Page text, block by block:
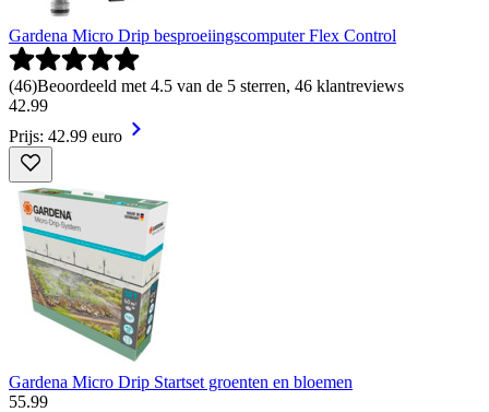
Gardena Micro Drip besproeiingscomputer Flex Control
(46)Beoordeeld met 4.5 van de 5 sterren, 46 klantreviews
42.99
Prijs: 42.99 euro
Gardena Micro Drip Startset groenten en bloemen
55.99